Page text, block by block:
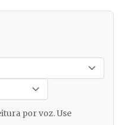
por voz. Use